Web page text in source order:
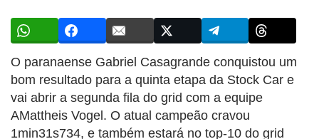
O paranaense Gabriel Casagrande conquistou um
bom resultado para a quinta etapa da Stock Car e
vai abrir a segunda fila do grid com a equipe
AMattheis Vogel. O atual campeão cravou
1min31s734, e também estará no top-10 do grid